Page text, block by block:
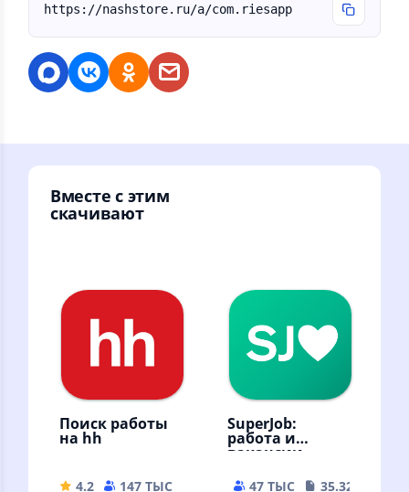
https://nashstore.ru/a/com.riesapp
Вместе с этим
скачивают
Поиск работы
на hh
4.2 147 ТЫС 143.16 MB
SuperJob:
работа и
вакансии
47 ТЫС 35.32 MB